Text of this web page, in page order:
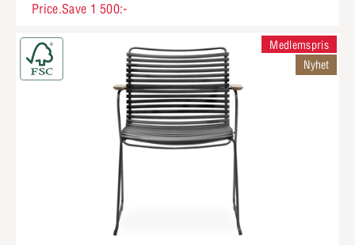
Price.Save 1 500:-
Medlemspris
Nyhet